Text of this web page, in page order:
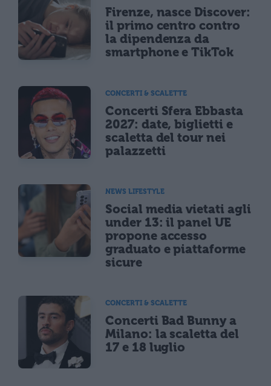
Firenze, nasce Discover:
il primo centro contro
la dipendenza da
smartphone e TikTok
CONCERTI & SCALETTE
Concerti Sfera Ebbasta
2027: date, biglietti e
scaletta del tour nei
palazzetti
NEWS LIFESTYLE
Social media vietati agli
under 13: il panel UE
propone accesso
graduato e piattaforme
sicure
CONCERTI & SCALETTE
Concerti Bad Bunny a
Milano: la scaletta del
17 e 18 luglio